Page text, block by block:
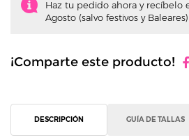
Haz tu pedido ahora y recíbelo
Agosto (salvo festivos y Baleares)
¡Comparte este producto!
DESCRIPCIÓN GUÍA DE TALLAS